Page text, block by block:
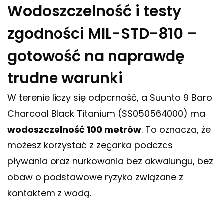
Wodoszczelność i testy
zgodności MIL-STD-810 –
gotowość na naprawdę
trudne warunki
W terenie liczy się odporność, a Suunto 9 Baro
Charcoal Black Titanium (SS050564000) ma
wodoszczelność 100 metrów. To oznacza, że
możesz korzystać z zegarka podczas
pływania oraz nurkowania bez akwalungu, bez
obaw o podstawowe ryzyko związane z
kontaktem z wodą.